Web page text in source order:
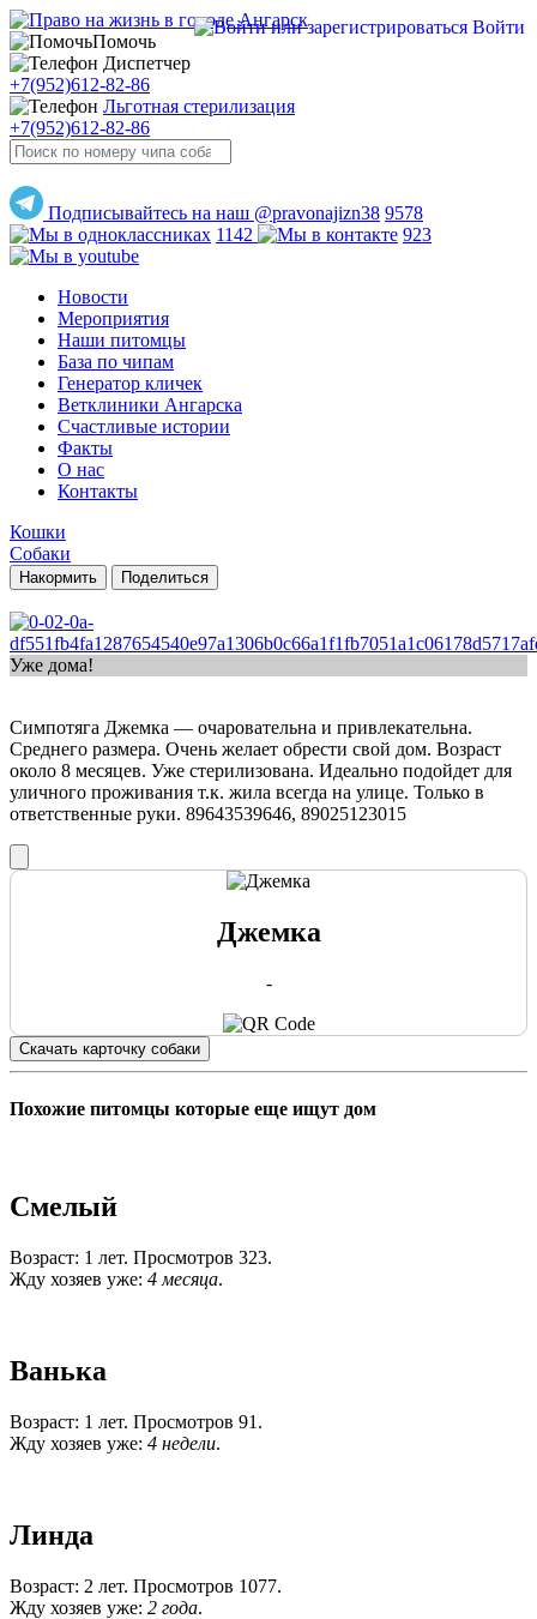
Помочь
Диспетчер
+7(952)612-82-86
Льготная стерилизация
+7(952)612-82-86
Войти
Подписывайтесь на наш @pravonajizn38 9578
1142
923
Новости
Мероприятия
Наши питомцы
База по чипам
Генератор кличек
Ветклиники Ангарска
Счастливые истории
Факты
О нас
Контакты
Кошки
Собаки
Накормить Поделиться
Уже дома!
Симпотяга Джемка — очаровательна и привлекательна.
Среднего размера. Очень желает обрести свой дом. Возраст
около 8 месяцев. Уже стерилизована. Идеально подойдет для
уличного проживания т.к. жила всегда на улице. Только в
ответственные руки. ‎89643539646, ‎89025123015
Джемка
-
Скачать карточку собаки
Похожие питомцы которые еще ищут дом
Смелый
Возраст: 1 лет. Просмотров 323.
Жду хозяев уже: 4 месяца.
Ванька
Возраст: 1 лет. Просмотров 91.
Жду хозяев уже: 4 недели.
Линда
Возраст: 2 лет. Просмотров 1077.
Жду хозяев уже: 2 года.